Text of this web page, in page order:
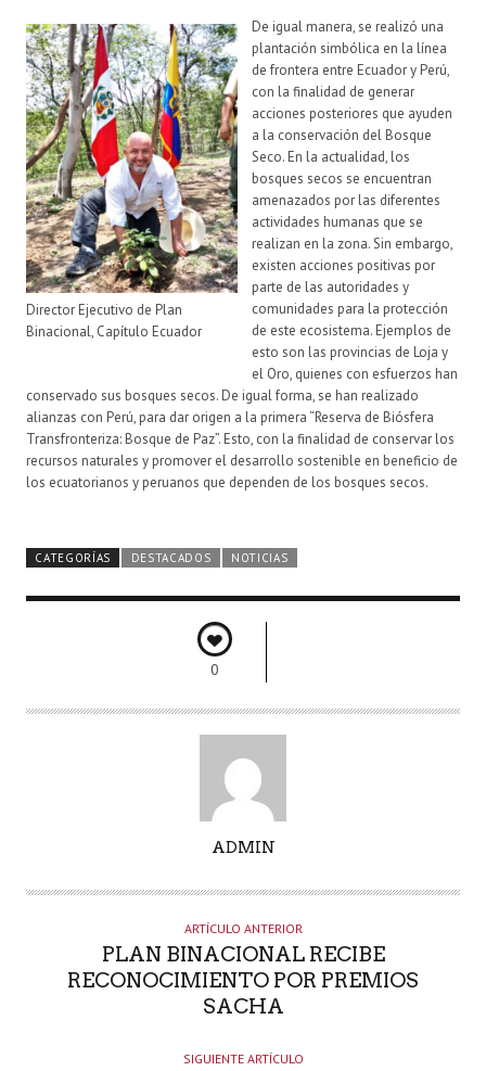
Director Ejecutivo de Plan
Binacional, Capítulo Ecuador
De igual manera, se realizó una
plantación simbólica en la línea
de frontera entre Ecuador y Perú,
con la finalidad de generar
acciones posteriores que ayuden
a la conservación del Bosque
Seco. En la actualidad, los
bosques secos se encuentran
amenazados por las diferentes
actividades humanas que se
realizan en la zona. Sin embargo,
existen acciones positivas por
parte de las autoridades y
comunidades para la protección
de este ecosistema. Ejemplos de
esto son las provincias de Loja y
el Oro, quienes con esfuerzos han
conservado sus bosques secos. De igual forma, se han realizado
alianzas con Perú, para dar origen a la primera “Reserva de Biósfera
Transfronteriza: Bosque de Paz”. Esto, con la finalidad de conservar los
recursos naturales y promover el desarrollo sostenible en beneficio de
los ecuatorianos y peruanos que dependen de los bosques secos.
CATEGORÍAS DESTACADOS NOTICIAS
0
T
ADMIN
ARTÍCULO ANTERIOR
PLAN BINACIONAL RECIBE
RECONOCIMIENTO POR PREMIOS
SACHA
SIGUIENTE ARTÍCULO